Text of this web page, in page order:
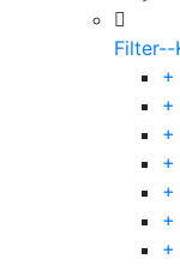
Filter--
+
+
+
+
+
+
+